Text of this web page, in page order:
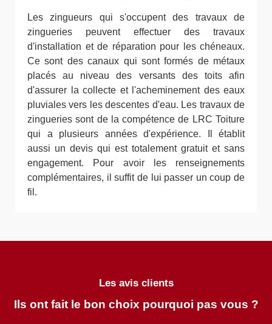
Les zingueurs qui s'occupent des travaux de
zingueries peuvent effectuer des travaux
d'installation et de réparation pour les chéneaux.
Ce sont des canaux qui sont formés de métaux
placés au niveau des versants des toits afin
d'assurer la collecte et l'acheminement des eaux
pluviales vers les descentes d'eau. Les travaux de
zingueries sont de la compétence de LRC Toiture
qui a plusieurs années d'expérience. Il établit
aussi un devis qui est totalement gratuit et sans
engagement. Pour avoir les renseignements
complémentaires, il suffit de lui passer un coup de
fil.
Les avis clients
Ils ont fait le bon choix pourquoi pas vous ?